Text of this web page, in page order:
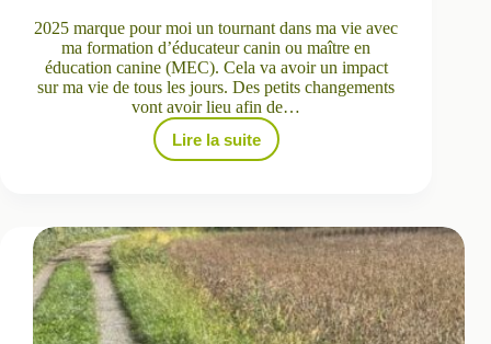
2025 marque pour moi un tournant dans ma vie avec
ma formation d’éducateur canin ou maître en
éducation canine (MEC). Cela va avoir un impact
sur ma vie de tous les jours. Des petits changements
vont avoir lieu afin de…
Lire la suite
Qu’est-
ce
avec
ma
formation
d’éducateur
Canin
?